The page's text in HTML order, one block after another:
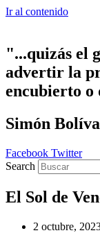
Ir al contenido
"...quizás el
advertir la
encubierto o
Simón
Facebook Twitter
Search
El Sol de
2 octubre,